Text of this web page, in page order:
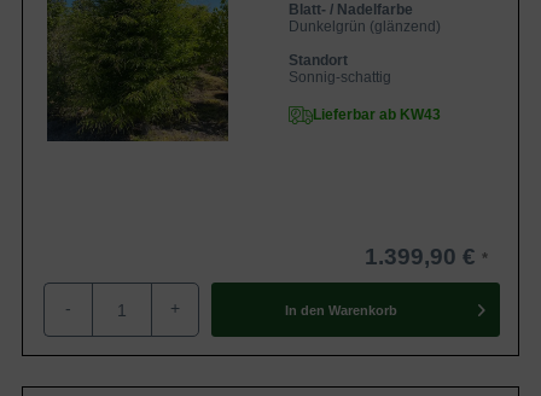
Blatt- / Nadelfarbe
Dunkelgrün (glänzend)
Standort
Sonnig-schattig
Lieferbar ab KW43
1.399,90 €
- + In den Warenkorb